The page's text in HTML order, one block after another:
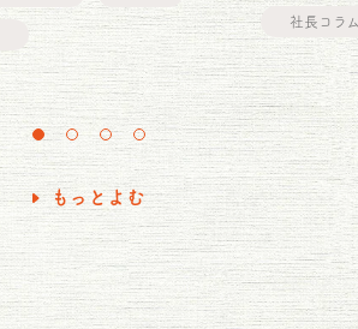
社長コラ
もっとよむ